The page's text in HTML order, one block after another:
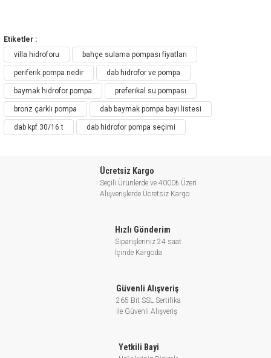
Endüstriyel Uygulamalar İçin Profesyonel Çözüm
Yüksek Verim
Kolay Kullanım
Yorum Yaz
Etiketler :
villa hidroforu
bahçe sulama pompası fiyatları
periferik pompa nedir dab hidrofor ve pompa
baymak hidrofor pompa preferikal su pompası
bronz çarklı pompa dab baymak pompa bayi listesi
dab kpf 30/16 t dab hidrofor pompa seçimi
Ücretsiz Kargo
Seçili Ürünlerde ve 4000₺ Üzeri
Alışverişlerde Ücretsiz Kargo
Hızlı Gönderim
Siparişleriniz 24 saat
İçinde Kargoda
Güvenli Alışveriş
265 Bit SSL Sertifika
ile Güvenli Alışveriş
Yetkili Bayi